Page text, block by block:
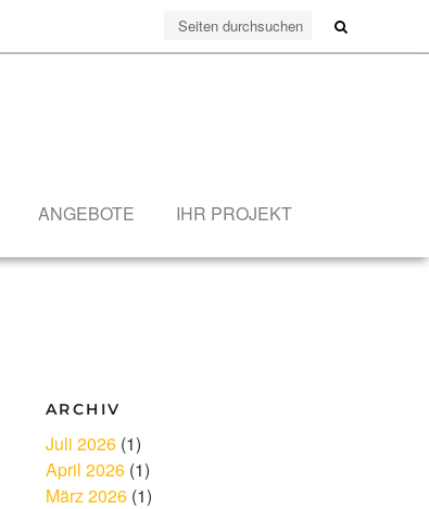
ANGEBOTE IHR PROJEKT
ARCHIV
Juli 2026(1)
April 2026(1)
März 2026(1)